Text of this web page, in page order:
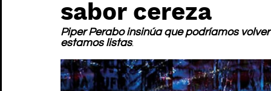
sabor cereza
Piper Perabo insinúa que podríamos
estamos listas.